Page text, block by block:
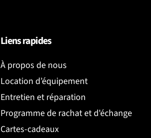
Liens rapides
À propos de nous
Location d’équipement
Entretien et réparation
Programme de rachat et d'échange
Cartes-cadeaux